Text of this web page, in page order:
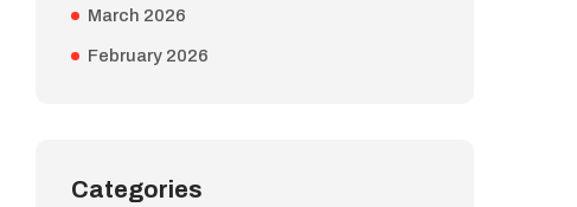
March 2026
February 2026
Categories